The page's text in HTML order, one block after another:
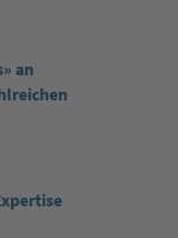
an